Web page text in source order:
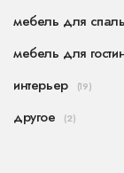
мебель для
мебель для
интерьер (19)
другое (2)